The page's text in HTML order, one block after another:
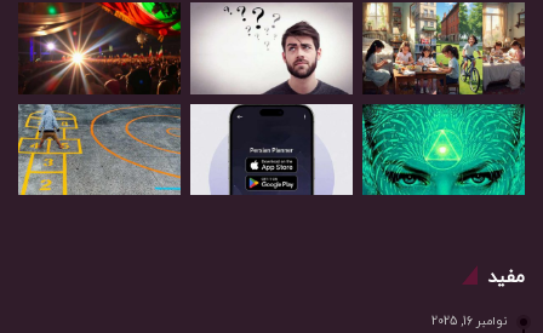
مفید
نوامبر 16, 2025